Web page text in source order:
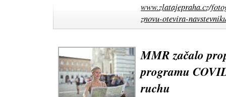
www.zlatajepraha.cz/
znovu-otevira-
MMR začalo
programu
ruchu